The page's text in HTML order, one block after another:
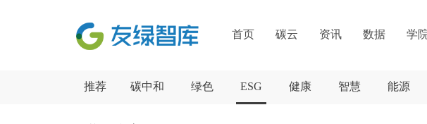
首页 碳云 资讯 数据 学
推荐 碳中和 绿色 ESG 健康 智慧 能源